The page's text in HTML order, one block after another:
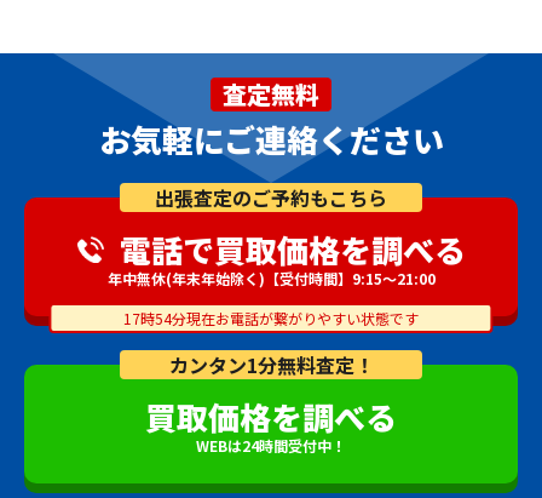
査定無料
お気軽にご連絡ください
カンタン1分無料査定！
買取価格を調べる
WEBは24時間受付中！
出張査定のご予約もこちら
電話で買取価格を調べる
年中無休(年末年始除く)【受付時間】9:15～21:00
17時54分現在お電話が繋がりやすい状態です